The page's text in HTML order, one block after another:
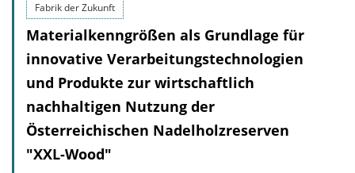
o
a
d
s
i
i
o
Fabrik der Zukunft
Materialkenngrößen als Grundlage für
innovative Verarbeitungstechnologien
und Produkte zur wirtschaftlich
nachhaltigen Nutzung der
Österreichischen Nadelholzreserven
"XXL-Wood"